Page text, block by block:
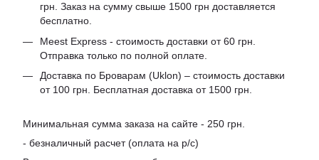
грн. Заказ на сумму свыше 1500 грн доставляется
бесплатно.
Meest Express - стоимость доставки от 60 грн.
Отправка только по полной оплате.
Доставка по Броварам (Uklon) – стоимость доставки
от 100 грн. Бесплатная доставка от 1500 грн.
Минимальная сумма заказа на сайте - 250 грн.
- безналичный расчет (оплата на р/с)